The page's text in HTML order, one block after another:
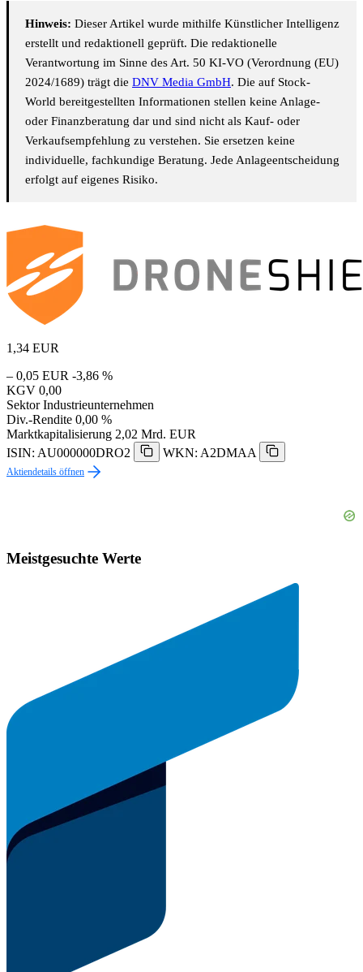
Hinweis: Dieser Artikel wurde mithilfe Künstlicher Intelligenz
erstellt und redaktionell geprüft. Die redaktionelle
Verantwortung im Sinne des Art. 50 KI-VO (Verordnung (EU)
2024/1689) trägt die DNV Media GmbH. Die auf Stock-
World bereitgestellten Informationen stellen keine Anlage-
oder Finanzberatung dar und sind nicht als Kauf- oder
Verkaufsempfehlung zu verstehen. Sie ersetzen keine
individuelle, fachkundige Beratung. Jede Anlageentscheidung
erfolgt auf eigenes Risiko.
1,34 EUR
– 0,05 EUR -3,86 %
KGV 0,00
Sektor Industrieunternehmen
Div.-Rendite 0,00 %
Marktkapitalisierung 2,02 Mrd. EUR
ISIN: AU000000DRO2
WKN: A2DMAA
Aktiendetails öffnen
Meistgesuchte Werte